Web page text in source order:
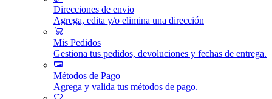
Direcciones de envio
Agrega, edita y/o elimina una dirección
Mis Pedidos
Gestiona tus pedidos, devoluciones y fechas de entrega.
Métodos de Pago
Agrega y valida tus métodos de pago.